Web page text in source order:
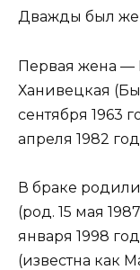
Дважды был
Первая жена —
Ханивецкая
сентября 1963
апреля 1982
В браке
(род. 15 мая
января 1998
(известна как